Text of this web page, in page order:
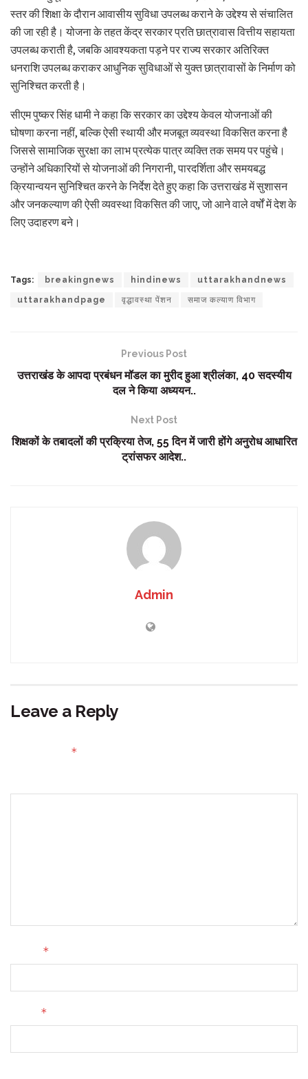
स्तर की शिक्षा के दौरान आवासीय सुविधा उपलब्ध कराने के उद्देश्य से संचालित
की जा रही है। योजना के तहत केंद्र सरकार प्रति छात्रावास वित्तीय सहायता
उपलब्ध कराती है, जबकि आवश्यकता पड़ने पर राज्य सरकार अतिरिक्त
धनराशि उपलब्ध कराकर आधुनिक सुविधाओं से युक्त छात्रावासों के निर्माण को
सुनिश्चित करती है।
सीएम पुष्कर सिंह धामी ने कहा कि सरकार का उद्देश्य केवल योजनाओं की
घोषणा करना नहीं, बल्कि ऐसी स्थायी और मजबूत व्यवस्था विकसित करना है
जिससे सामाजिक सुरक्षा का लाभ प्रत्येक पात्र व्यक्ति तक समय पर पहुंचे।
उन्होंने अधिकारियों से योजनाओं की निगरानी, पारदर्शिता और समयबद्ध
क्रियान्वयन सुनिश्चित करने के निर्देश देते हुए कहा कि उत्तराखंड में सुशासन
और जनकल्याण की ऐसी व्यवस्था विकसित की जाए, जो आने वाले वर्षों में देश के
लिए उदाहरण बने।
Tags: breakingnews hindinews uttarakhandnews
uttarakhandpage वृद्धावस्था पेंशन समाज कल्याण विभाग
Previous Post
उत्तराखंड के आपदा प्रबंधन मॉडल का मुरीद हुआ श्रीलंका, 40 सदस्यीय
दल ने किया अध्ययन..
Next Post
शिक्षकों के तबादलों की प्रक्रिया तेज, 55 दिन में जारी होंगे अनुरोध आधारित
ट्रांसफर आदेश..
Admin
Leave a Reply
*
*
*